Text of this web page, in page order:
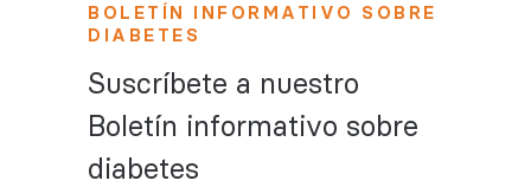
BOLETÍN INFORMATIVO SOBRE
DIABETES
Suscríbete a nuestro
Boletín informativo sobre
diabetes